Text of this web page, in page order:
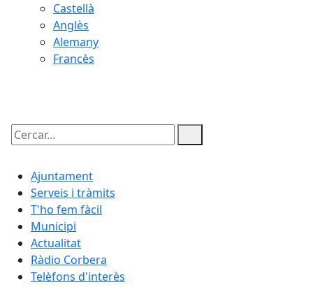
Castellà
Anglès
Alemany
Francès
Cercar:
Ajuntament
Serveis i tràmits
T'ho fem fàcil
Municipi
Actualitat
Ràdio Corbera
Telèfons d'interès